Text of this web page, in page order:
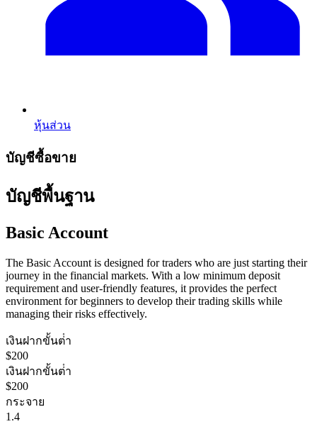
หุ้นส่วน
บัญชีซื้อขาย
บัญชีพื้นฐาน
Basic Account
The Basic Account is designed for traders who are just starting their
journey in the financial markets. With a low minimum deposit
requirement and user-friendly features, it provides the perfect
environment for beginners to develop their trading skills while
managing their risks effectively.
เงินฝากขั้นต่ํา
$200
เงินฝากขั้นต่ํา
$200
กระจาย
1.4